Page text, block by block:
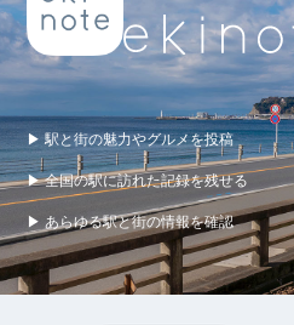
▶ 駅と街の魅力やグルメを投稿
▶ 全国の駅に訪れた記録を残せる
▶ あらゆる駅と街の情報を確認